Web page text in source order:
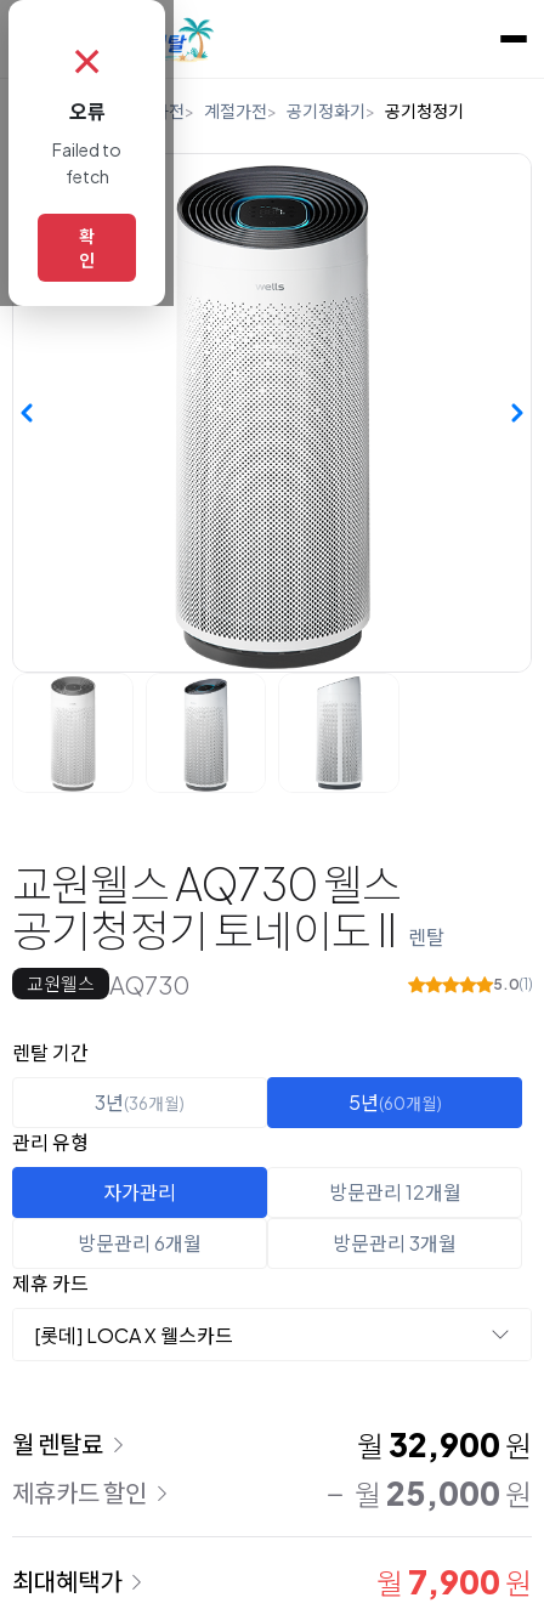
렌탈 디지털/가전 계절가전 공기정화기 공기청정기
교원웰스 AQ730 웰스
공기청정기 토네이도 II
렌탈
교원웰스 AQ730 5.0(1)
옵션 선택
렌탈 선택
렌탈 기간
3년(36개월) 5년(60개월)
관리 유형
자가관리
방문관리 12개월
방문관리 6개월
방문관리 3개월
제휴 카드
[롯데] LOCA X 웰스카드
이용 요금
월 렌탈료 월 32,900 원
제휴카드 할인 월 25,000 원
최대혜택가 월 7,900 원
✗
오류
Failed to
fetch
확
인